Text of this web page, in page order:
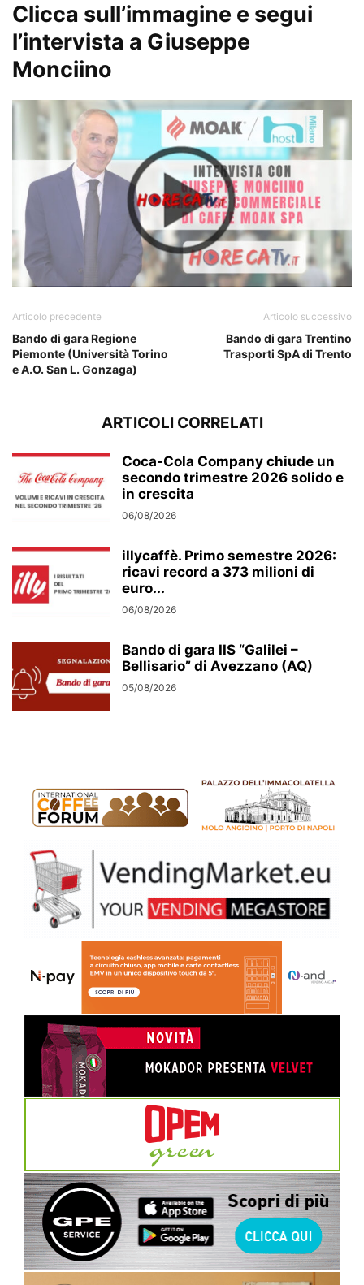
Clicca sull’immagine e segui
l’intervista a Giuseppe
Monciino
Articolo precedente
Bando di gara Regione
Piemonte (Università Torino
e A.O. San L. Gonzaga)
Articolo successivo
Bando di gara Trentino
Trasporti SpA di Trento
ARTICOLI CORRELATI
Coca-Cola Company chiude un
secondo trimestre 2026 solido e
in crescita
06/08/2026
illycaffè. Primo semestre 2026:
ricavi record a 373 milioni di
euro...
06/08/2026
Bando di gara IIS “Galilei –
Bellisario” di Avezzano (AQ)
05/08/2026